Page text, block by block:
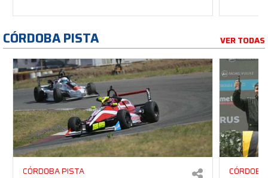
CÓRDOBA PISTA VER TODAS
CÓRDOBA PISTA